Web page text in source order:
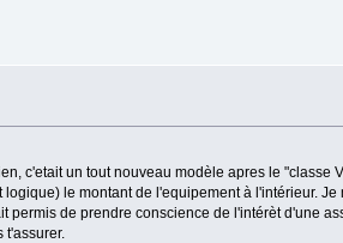
c'etait un tout nouveau modèle apres le "classe
le montant de l'equipement à l'intérieur.
de prendre conscience de l'intérèt d'une
t'assurer.